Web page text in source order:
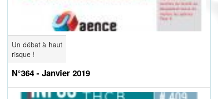
Un débat à haut
risque !
N°364 - Janvier 2019